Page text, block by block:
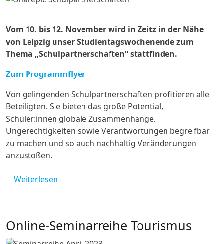
Vom 10. bis 12. November wird in Zeitz in der Nähe
von Leipzig unser Studientagswochenende zum
Thema „Schulpartnerschaften“ stattfinden.
Zum Programmflyer
Von gelingenden Schulpartnerschaften profitieren alle
Beteiligten. Sie bieten das große Potential,
Schüler:innen globale Zusammenhänge,
Ungerechtigkeiten sowie Verantwortungen begreifbar
zu machen und so auch nachhaltig Veränderungen
anzustoßen.
Weiterlesen
Online-Seminarreihe Tourismus